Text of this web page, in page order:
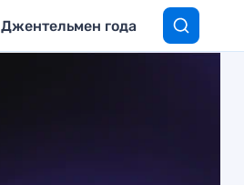
Джентельмен года